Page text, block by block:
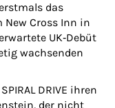
das
Cross Inn in
UK‑Debüt
wachsenden
DRIVE ihren
der nicht